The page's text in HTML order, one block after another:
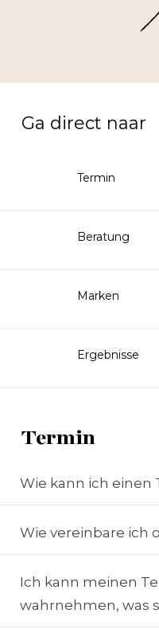
Ga direct naar
Termin
Beratung
Marken
Ergebnisse
Termin
Wie kann ich einen
Wie vereinbare ich
Ich kann meinen
wahrnehmen, was